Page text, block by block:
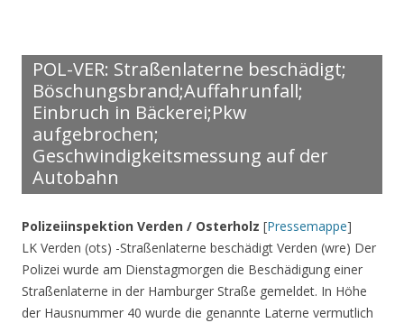
POL-VER: Straßenlaterne beschädigt;
Böschungsbrand;Auffahrunfall;
Einbruch in Bäckerei;Pkw
aufgebrochen;
Geschwindigkeitsmessung auf der
Autobahn
Polizeiinspektion Verden / Osterholz [Pressemappe]
LK Verden (ots) -Straßenlaterne beschädigt Verden (wre) Der
Polizei wurde am Dienstagmorgen die Beschädigung einer
Straßenlaterne in der Hamburger Straße gemeldet. In Höhe
der Hausnummer 40 wurde die genannte Laterne vermutlich